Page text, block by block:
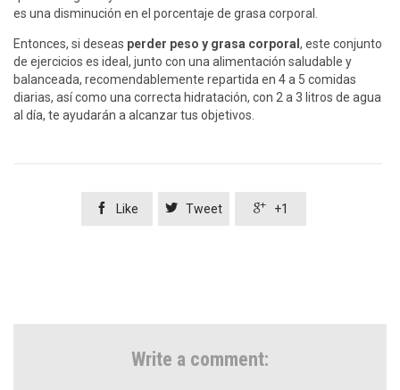
es una disminución en el porcentaje de grasa corporal.
Entonces, si deseas perder peso y grasa corporal , este conjunto
de ejercicios es ideal, junto con una alimentación saludable y
balanceada, recomendablemente repartida en 4 a 5 comidas
diarias, así como una correcta hidratación, con 2 a 3 litros de agua
al día, te ayudarán a alcanzar tus objetivos.
 Like  Tweet  +1
Write a comment: